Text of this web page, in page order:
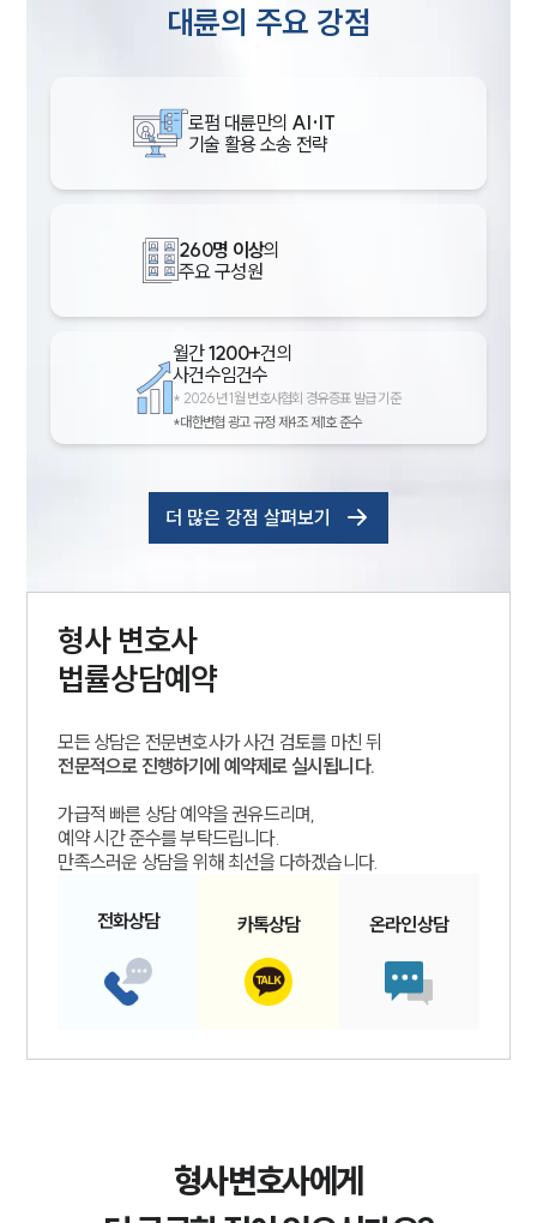
대륜의 주요 강점
로펌 대륜만의 AI·IT
기술 활용 소송 전략
260명 이상의
주요 구성원
월간1200+건의
사건수임건수
* 2026년 1월 변호사협회 경유증표 발급 기준
*대한변협 광고 규정 제4조 제1호 준수
더 많은 강점 살펴보기
형사변호사
법률상담예약
모든 상담은 전문변호사가 사건 검토를 마친 뒤
전문적으로 진행하기에 예약제로 실시됩니다.
가급적 빠른 상담 예약을 권유드리며,
예약 시간 준수를 부탁드립니다.
만족스러운 상담을 위해 최선을 다하겠습니다.
전화상담 카톡상담 온라인상담
형사변호사에게